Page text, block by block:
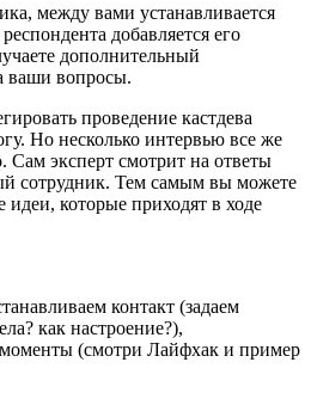
между вами устанавливается
добавляется его
дополнительный
ваши вопросы.
проведение кастдева
Но несколько интервью все же
Сам эксперт смотрит на ответы
сотрудник. Тем самым вы можете
которые приходят в ходе
контакт (задаем
как настроение?),
(смотри Лайфхак и пример